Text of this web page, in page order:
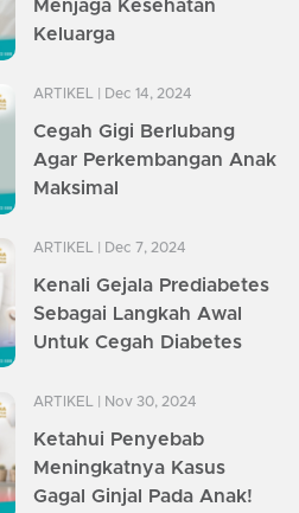
Menjaga Kesehatan
Keluarga
ARTIKEL | Dec 14, 2024
Cegah Gigi Berlubang
Agar Perkembangan Anak
Maksimal
ARTIKEL | Dec 7, 2024
Kenali Gejala Prediabetes
Sebagai Langkah Awal
Untuk Cegah Diabetes
ARTIKEL | Nov 30, 2024
Ketahui Penyebab
Meningkatnya Kasus
Gagal Ginjal Pada Anak!